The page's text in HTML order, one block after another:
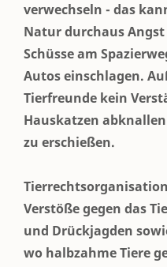
verwechseln - das
Natur durchaus
Schüsse am
Autos einschlagen.
Tierfreunde kein
Hauskatzen
zu erschießen.
Verstöße gegen das
und Drückjagden
wo halbzahme Tiere